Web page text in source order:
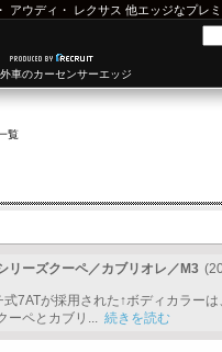
アウディ ・ レクサス 他エッジなプレ
車のカーセンサーエッジ
覧
リーズクーペ／カブリオレ／M3
7ATが採用された↑ボディカラー
ーペとカブリ... 続きを読む